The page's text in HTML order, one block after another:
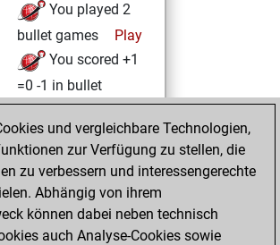
You played 2
bullet games
Play
You scored +1
=0 -1 in bullet
Freitag,
Dezember 3, 2021
You won
against Fritz
Fritz
You achieved a
und vergleichbare Technologien,
zur Verfügung zu stellen, die
zu verbessern und interessengerechte
Abhängig von ihrem
können dabei neben technisch
auch Analyse-Cookies sowie